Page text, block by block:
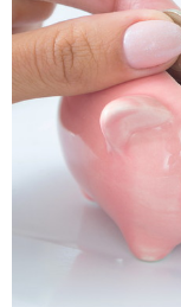
掃除
マナー
趣味
食材辞典
おすすめ